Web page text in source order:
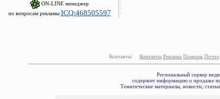
ON-LINE менеджер
по вопросам рекламы ICQ:468505597
Контакты: Контакты Реклама Помощь Почта
Региональный сервер
содержит информацию о продаже
Тематические материалы, новости,